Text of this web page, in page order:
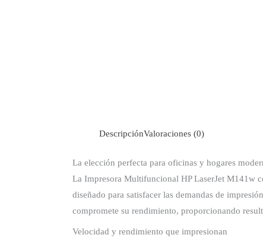
DescripciónValoraciones (0)
La elección perfecta para oficinas y hogares
La Impresora Multifuncional HP LaserJet M141w
diseñado para satisfacer las demandas de
compromete su rendimiento, proporcionando
Velocidad y rendimiento que impresionan